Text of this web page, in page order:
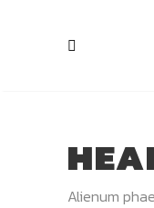
Alienum